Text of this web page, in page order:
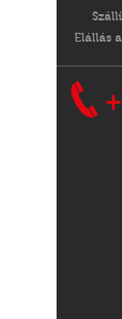
Elállás